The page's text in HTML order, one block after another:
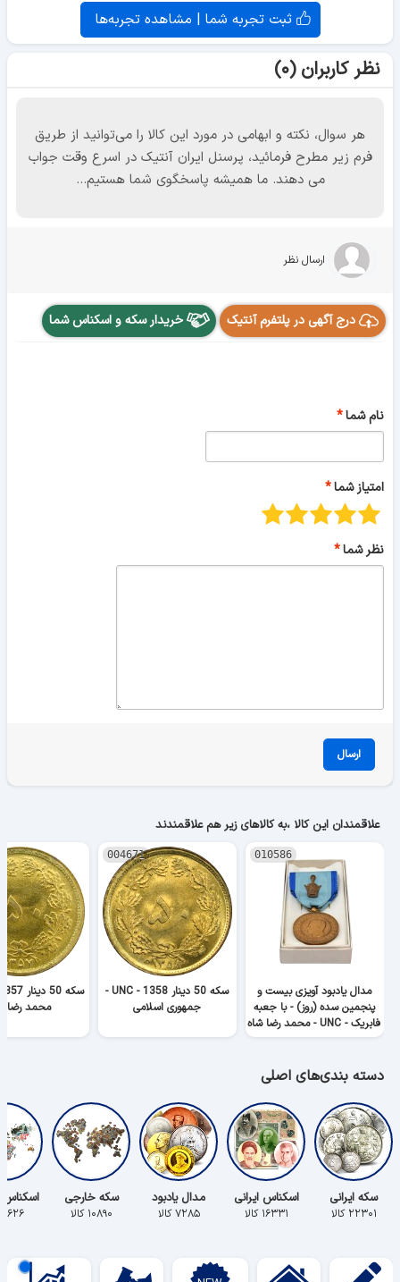
ثبت تجربه شما | مشاهده تجربه‌ها
نظر کاربران (۰)
هر سوال، نکته و ابهامی در مورد این کالا را می‌توانید از طریق
فرم زیر مطرح فرمائید، پرسنل ایران آنتیک در اسرع وقت جواب
می دهند. ما همیشه پاسخگوی شما هستیم...
ارسال نظر
درج آگهی در پلتفرم آنتیک خریدار سکه و اسکناس شما
نام شما
امتیاز شما
نظر شما
ارسال
علاقمندان این کالا ،به کالاهای زیر هم علاقمندند
010586
مدال یادبود آویزی بیست و
پنجمین سده (روز) - با جعبه
فابریک - UNC - محمد رضا شاه
004671
سکه 50 دینار 1358 - UNC -
جمهوری اسلامی
محمد رضا
دسته بندی‌های اصلی
سکه ایرانی
۲۲۳۰۱ کالا
اسکناس ایرانی
۱۶۳۳۱ کالا
مدال یادبود
۷۲۸۵ کالا
سکه خارجی
۱۰۸۹۰ کالا ۵۶۲۶ کالا